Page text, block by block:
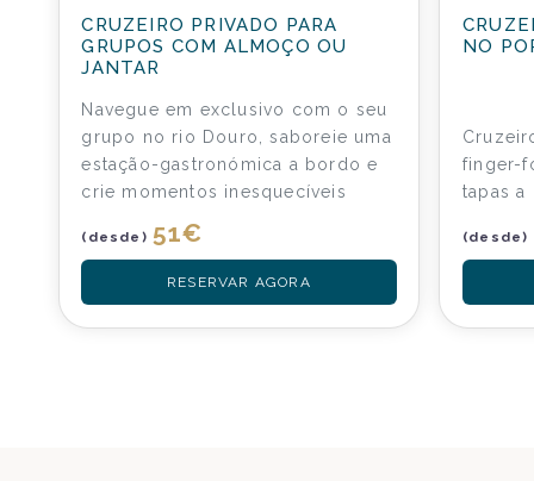
CRUZEIRO PRIVADO PARA
GRUPOS COM ALMOÇO OU
JANTAR
Navegue em exclusivo com o seu
grupo no rio Douro, saboreie uma
estação-gastronómica a bordo e
crie momentos inesquecíveis
(desde) 51€
RESERVAR AGORA
NO
finger-
tapas a
(desde)